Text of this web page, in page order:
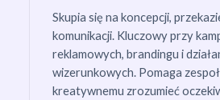
Skupia się na koncepcji,
komunikacji. Kluczowy przy
reklamowych, brandingu i
wizerunkowych. Pomaga
kreatywnemu zrozumieć